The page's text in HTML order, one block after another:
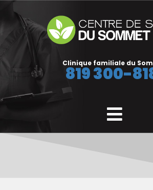
Clinique familiale du
819 300-